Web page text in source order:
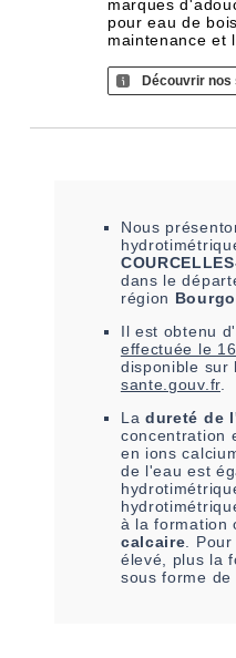
marques
pour eau de
maintenance et
Découvrir nos
Nous
dans le
région
Il est obtenu
effectuée le
disponible sur
sante.gouv.fr.
La dureté de
concentration
en ions
de l'eau est
à la formation
calcaire .
élevé, plus la
sous forme de